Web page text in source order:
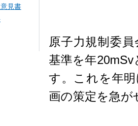
見書
原子力規制委
基準を年
す。これを年
画の策定を急が